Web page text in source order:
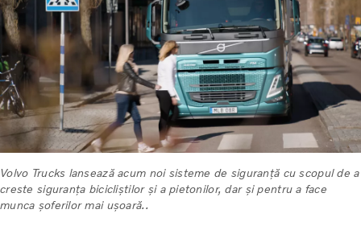
Volvo Trucks lansează acum noi sisteme de siguranță cu scopul de a
creste siguranța bicicliștilor și a pietonilor, dar și pentru a face
munca șoferilor mai ușoară..